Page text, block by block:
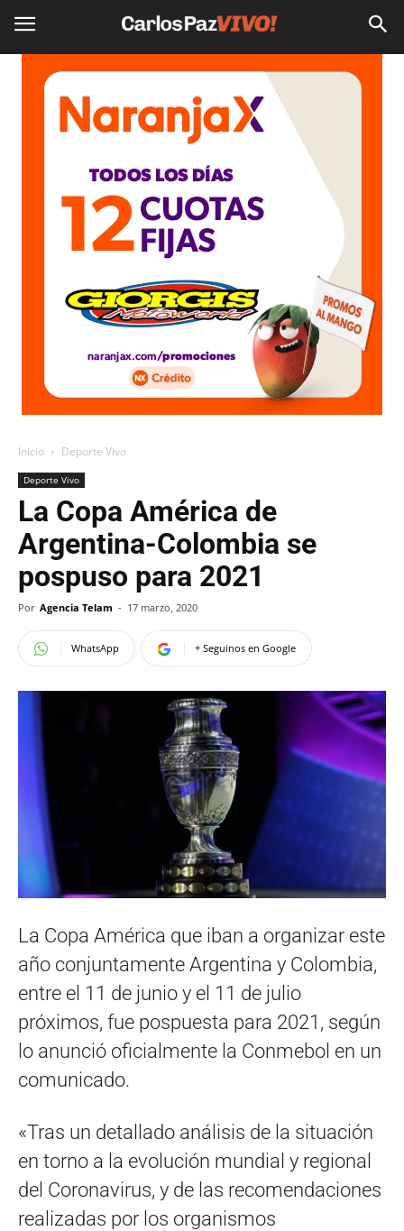
Inicio Deporte Vivo
Deporte Vivo
La Copa América de
Argentina-Colombia se
pospuso para 2021
Por Agencia Telam - 17 marzo, 2020
WhatsApp + Seguinos en Google
La Copa América que iban a organizar este
año conjuntamente Argentina y Colombia,
entre el 11 de junio y el 11 de julio
próximos, fue pospuesta para 2021, según
lo anunció oficialmente la Conmebol en un
comunicado.
«Tras un detallado análisis de la situación
en torno a la evolución mundial y regional
del Coronavirus, y de las recomendaciones
realizadas por los organismos